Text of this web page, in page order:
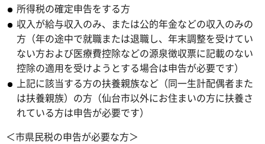
所得税の確定申告をする方
収入が給与収入のみ、または公的年金などの収入のみの
方（年の途中で就職または退職し、年末調整を受けてい
ない方および医療費控除などの源泉徴収票に記載のない
控除の適用を受けようとする場合は申告が必要です）
上記に該当する方の扶養親族など（同一生計配偶者また
は扶養親族）の方（仙台市以外にお住まいの方に扶養さ
れている方は申告が必要です）
＜市県民税の申告が必要な方＞